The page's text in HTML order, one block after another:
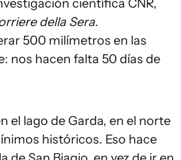
científica CNR,
della Sera.
500 milímetros en las
nos hacen falta 50 días de
el lago de Garda, en el norte
históricos. Eso hace